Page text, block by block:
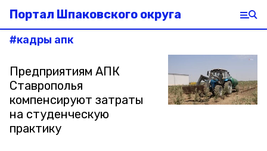
Портал Шпаковского округа
#кадры апк
Предприятиям АПК
Ставрополья
компенсируют затраты
на студенческую
практику